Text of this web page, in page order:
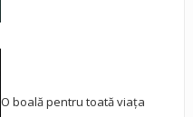
O boală pentru toată viața